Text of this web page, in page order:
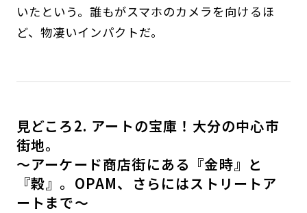
いたという。誰もがスマホのカメラを向けるほ
ど、物凄いインパクトだ。
見どころ2. アートの宝庫！大分の中心市
街地。
〜アーケード商店街にある『金時』と
『穀』。OPAM、さらにはストリートア
ートまで〜